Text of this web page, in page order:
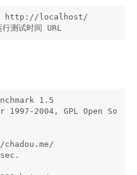
http://localhost/
1.5
2004, GPL Open So